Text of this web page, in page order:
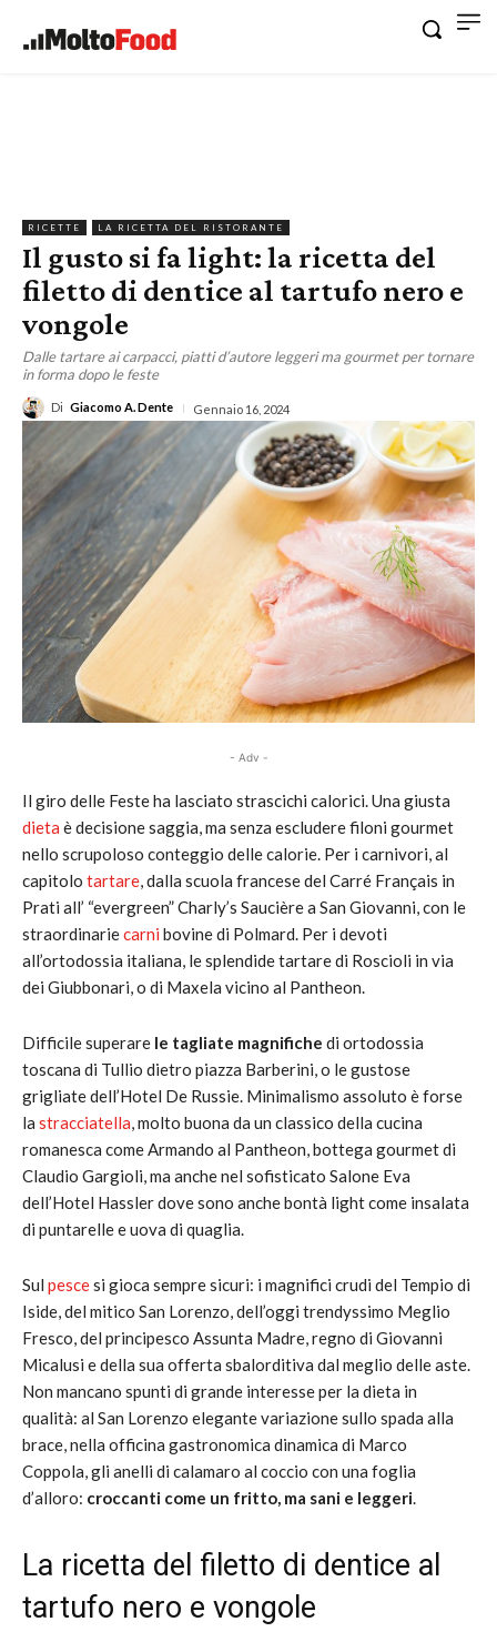
RICETTE LA RICETTA DEL RISTORANTE
Il gusto si fa light: la ricetta del
filetto di dentice al tartufo nero e
vongole
Dalle tartare ai carpacci, piatti d’autore leggeri ma gourmet per tornare
in forma dopo le feste
Di Giacomo A. Dente Gennaio 16, 2024
- Adv -
Il giro delle Feste ha lasciato strascichi calorici. Una giusta
dieta è decisione saggia, ma senza escludere filoni gourmet
nello scrupoloso conteggio delle calorie. Per i carnivori, al
capitolo tartare, dalla scuola francese del Carré Français in
Prati all’ “evergreen” Charly’s Saucière a San Giovanni, con le
straordinariecarni bovine di Polmard. Per i devoti
all’ortodossia italiana, le splendide tartare di Roscioli in via
dei Giubbonari, o di Maxela vicino al Pantheon.
Difficile superare le tagliate magnifiche di ortodossia
toscana di Tullio dietro piazza Barberini, o le gustose
grigliate dell’Hotel De Russie. Minimalismo assoluto è forse
la stracciatella, molto buona da un classico della cucina
romanesca come Armando al Pantheon, bottega gourmet di
Claudio Gargioli, ma anche nel sofisticato Salone Eva
dell’Hotel Hassler dove sono anche bontà light come insalata
di puntarelle e uova di quaglia.
Sul pescesi gioca sempre sicuri: i magnifici crudi del Tempio di
Iside, del mitico San Lorenzo, dell’oggi trendyssimo Meglio
Fresco, del principesco Assunta Madre, regno di Giovanni
Micalusi e della sua offerta sbalorditiva dal meglio delle aste.
Non mancano spunti di grande interesse per la dieta in
qualità: al San Lorenzo elegante variazione sullo spada alla
brace, nella officina gastronomica dinamica di Marco
Coppola, gli anelli di calamaro al coccio con una foglia
d’alloro: croccanti come un fritto, ma sani e leggeri.
La ricetta del filetto di dentice al
tartufo nero e vongole